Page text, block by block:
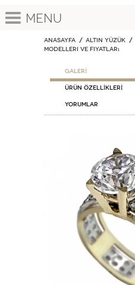
Menu
Anasayfa ALTIN YÜZÜK
Modelleri ve Fiyatları
GALERİ
ÜRÜN ÖZELLİKLERİ
Yorumlar